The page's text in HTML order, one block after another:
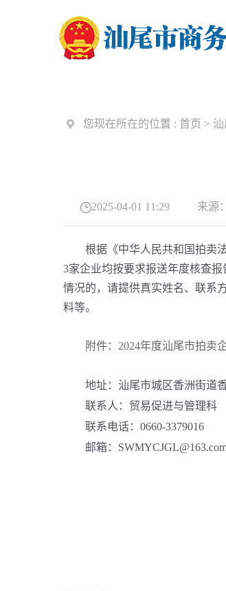
您现在所在的位置 : 首页 >
2025-04-01 11:29 来源
根据《中华人民共和国拍卖法
3家企业均按要求报送年度核查
情况的，请提供真实姓名、联系
料等。
附件：2024年度汕尾市拍卖
地址：汕尾市城区香洲街道香
联系人：贸易促进与管理科
联系电话：0660-3379016
邮箱：